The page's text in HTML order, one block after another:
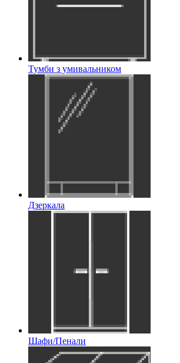
Тумби з умивальником
Дзеркала
Шафи/Пенали